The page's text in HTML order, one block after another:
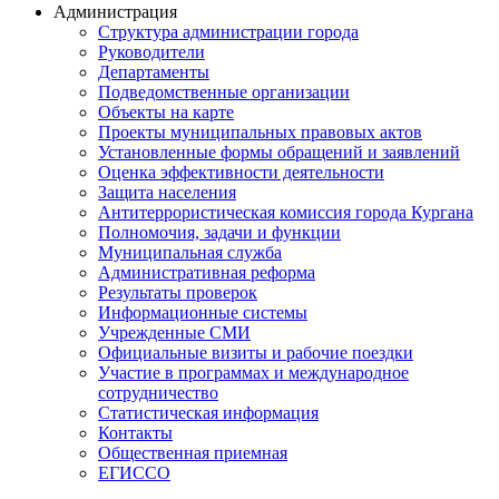
Администрация
Структура администрации города
Руководители
Департаменты
Подведомственные организации
Объекты на карте
Проекты муниципальных правовых актов
Установленные формы обращений и заявлений
Оценка эффективности деятельности
Защита населения
Антитеррористическая комиссия города Кургана
Полномочия, задачи и функции
Муниципальная служба
Административная реформа
Результаты проверок
Информационные системы
Учрежденные СМИ
Официальные визиты и рабочие поездки
Участие в программах и международное
сотрудничество
Статистическая информация
Контакты
Общественная приемная
ЕГИССО